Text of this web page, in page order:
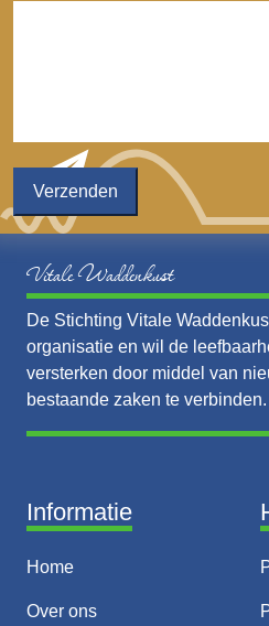
Vitale Waddenkust
De Stichting Vitale
organisatie en wil de
versterken door middel van
bestaande zaken te verbinden.
Informatie
Home
Over ons